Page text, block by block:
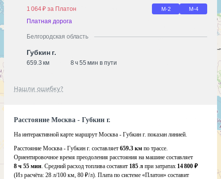
1 064 ₽ за Платон
М-2 М-4
Платная дорога
Белгородская область
Губкин г.
659.3 км 8 ч 55 мин в пути
Нашли ошибку?
Расстояние Москва - Губкин г.
На интерактивной карте маршрут Москва - Губкин г. показан линией.
Расстояние Москва - Губкин г. составляет 659.3 км по трассе.
Ориентировочное время преодоления расстояния на машине составляет
8 ч 55 мин. Средний расход топлива составит 185 л при затратах 14 800 ₽
(Из расчёта: 28 л/100 км, 80 ₽/л). Плата по системе «Платон» составит